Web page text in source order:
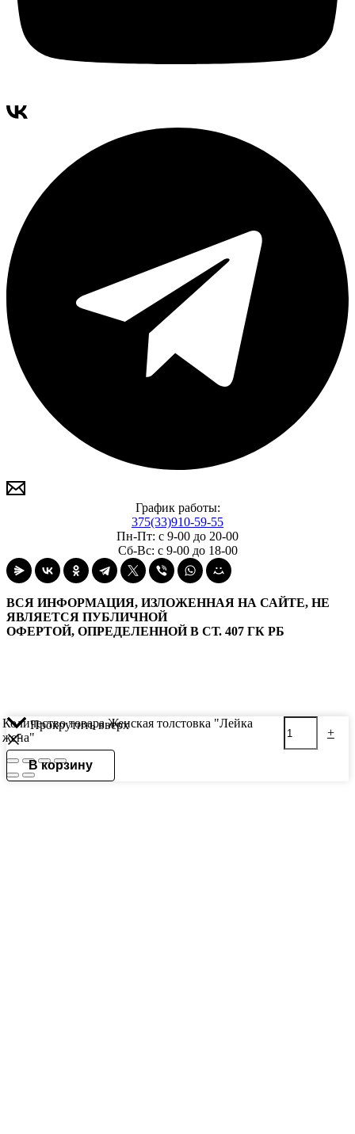
График работы:
375(33)910-59-55
Пн-Пт: с 9-00 до 20-00
Сб-Вс: с 9-00 до 18-00
ВСЯ ИНФОРМАЦИЯ, ИЗЛОЖЕННАЯ НА САЙТЕ, НЕ
ЯВЛЯЕТСЯ ПУБЛИЧНОЙ
ОФЕРТОЙ, ОПРЕДЕЛЕННОЙ В СТ. 407 ГК РБ
-
Количество товара Женская толстовка "Лейка
жена"
+
В корзину
Прокрутить вверх